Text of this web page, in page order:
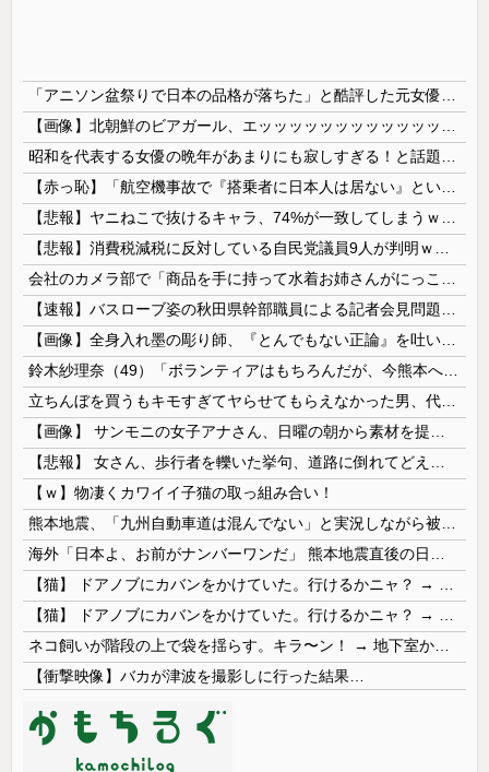
【ｗ】物凄くカワイイ子猫の取っ組み合い！
【衝撃映像】バカが津波を撮影しに行った結果…